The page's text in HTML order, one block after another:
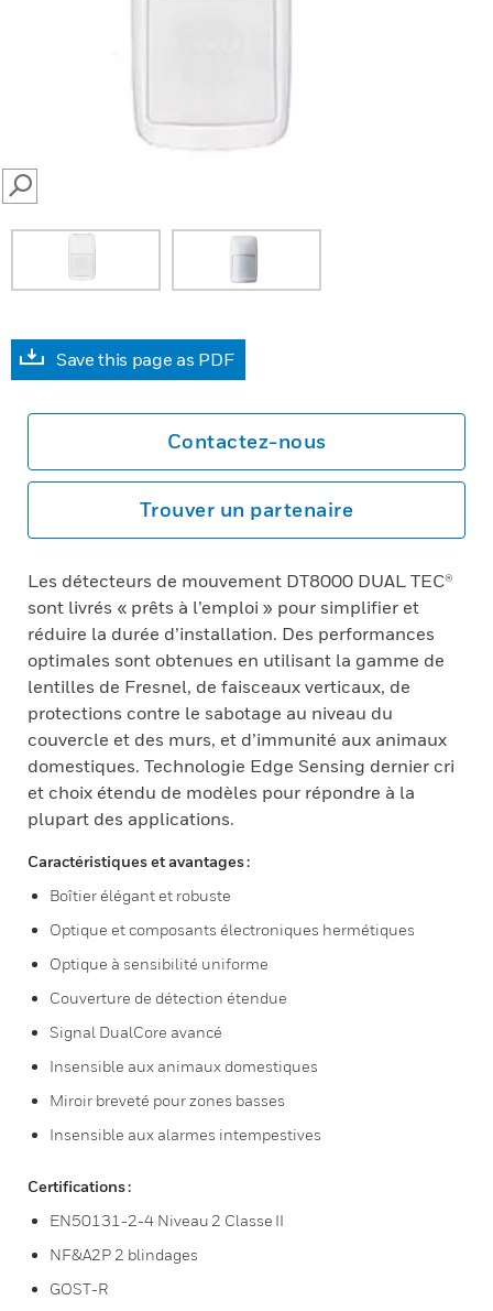
SEARCH
Save this page as PDF
Contactez-nous
Trouver un partenaire
Les détecteurs de mouvement DT8000 DUAL TEC®
sont livrés « prêts à l’emploi » pour simplifier et
réduire la durée d’installation. Des performances
optimales sont obtenues en utilisant la gamme de
lentilles de Fresnel, de faisceaux verticaux, de
protections contre le sabotage au niveau du
couvercle et des murs, et d’immunité aux animaux
domestiques. Technologie Edge Sensing dernier cri
et choix étendu de modèles pour répondre à la
plupart des applications.
Caractéristiques et avantages :
Boîtier élégant et robuste
Optique et composants électroniques hermétiques
Optique à sensibilité uniforme
Couverture de détection étendue
Signal DualCore avancé
Insensible aux animaux domestiques
Miroir breveté pour zones basses
Insensible aux alarmes intempestives
Certifications :
EN50131-2-4 Niveau 2 Classe II
NF&A2P 2 blindages
GOST-R